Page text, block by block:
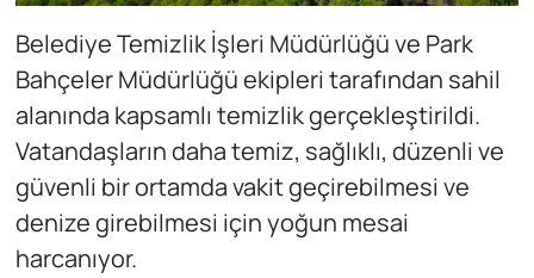
Belediye Temizlik İşleri Müdürlüğü ve Park
Bahçeler Müdürlüğü ekipleri tarafından sahil
alanında kapsamlı temizlik gerçekleştirildi.
Vatandaşların daha temiz, sağlıklı, düzenli ve
güvenli bir ortamda vakit geçirebilmesi ve
denize girebilmesi için yoğun mesai
harcanıyor.